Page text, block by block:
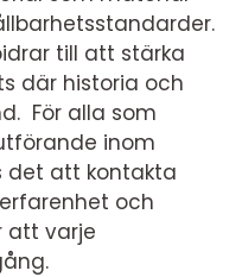
till att stärka
där historia och
För alla som
inom
det att kontakta
och
att varje